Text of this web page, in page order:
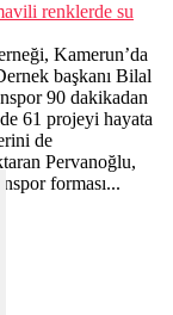
renklerde su
Kamerun’da
başkanı Bilal
90 dakikadan
61 projeyi hayata
de
Pervanoğlu,
forması...